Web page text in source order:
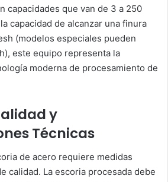
capacidades que van de 3 a 250
capacidad de alcanzar una finura
(modelos especiales pueden
este equipo representa la
moderna de procesamiento de
y
Técnicas
de acero requiere medidas
calidad. La escoria procesada debe